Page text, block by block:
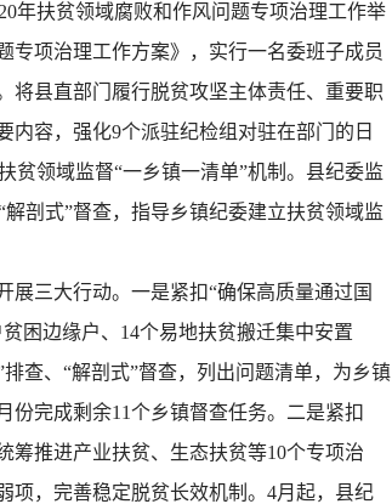
微信
年扶贫领域腐败和作风问题专项治理工作举
专项治理工作方案》，实行一名委班子成员
将县直部门履行脱贫攻坚主体责任、重要职
内容，强化9个派驻纪检组对驻在部门的日
贫领域监督“一乡镇一清单”机制。县纪委监
剖式”督查，指导乡镇纪委建立扶贫领域监
三大行动。一是紧扣“确保高质量通过国
困边缘户、14个易地扶贫搬迁集中安置
查、“解剖式”督查，列出问题清单，为乡镇
份完成剩余11个乡镇督查任务。二是紧扣
筹推进产业扶贫、生态扶贫等10个专项治
项，完善稳定脱贫长效机制。4月起，县纪